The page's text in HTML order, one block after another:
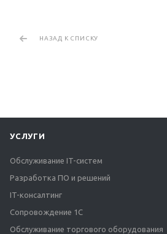
НАЗАД К СПИСКУ
УСЛУГИ
Обслуживание IT-систем
Разработка ПО и решений
IT-консалтинг
Сопровождение 1С
Обслуживание торгового оборудования